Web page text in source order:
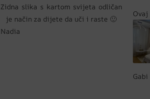
Zidna slika s kartom svijeta odličan
je način za dijete da uči i raste 🙂
Nadia
Gabi